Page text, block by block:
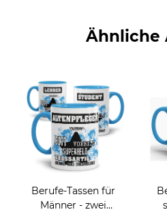
Ähnliche
Berufe-Tassen für
Männer - zwei